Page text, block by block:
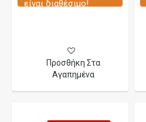
είναι διαθέσιμο!
Προσθήκη Στα
Αγαπημένα